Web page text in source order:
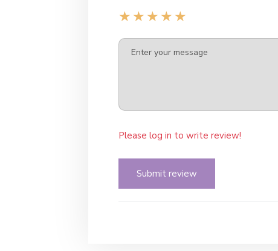
Please log in to write review!
Submit review